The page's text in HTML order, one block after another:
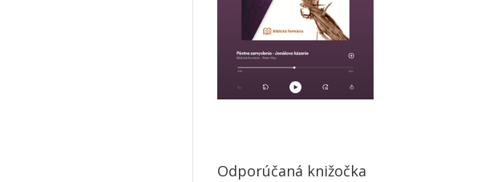
Odporúčaná knižočka